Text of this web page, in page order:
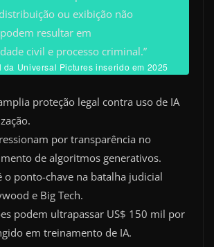
ou exibição não
resultar em
civil e processo criminal.”
da Universal Pictures inserido em 2025
proteção legal contra uso de IA
por transparência no
de algoritmos generativos.
o ponto-chave na batalha judicial
e Big Tech.
podem ultrapassar US$ 150 mil por
em treinamento de IA.